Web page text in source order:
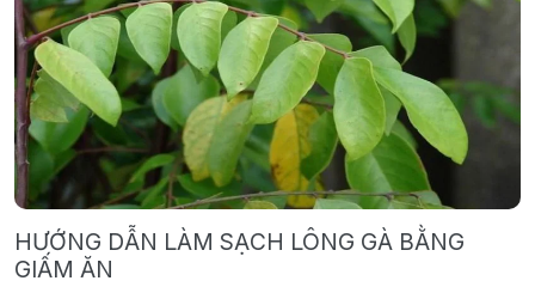
HƯỚNG DẪN LÀM SẠCH LÔNG GÀ BẰNG
GIẤM ĂN